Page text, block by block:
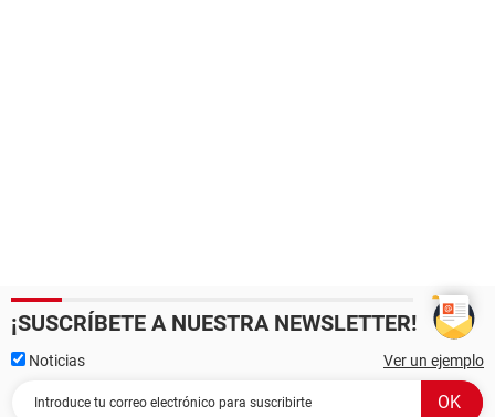
¡SUSCRÍBETE A NUESTRA NEWSLETTER!
Noticias Ver un ejemplo